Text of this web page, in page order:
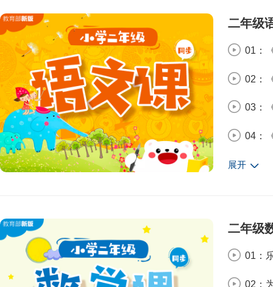
二年级
01：
02：
03：
04：
05：
07：
08：
09：
展开
二年级
01：
02：